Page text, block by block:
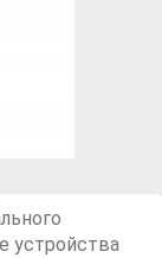
устройства